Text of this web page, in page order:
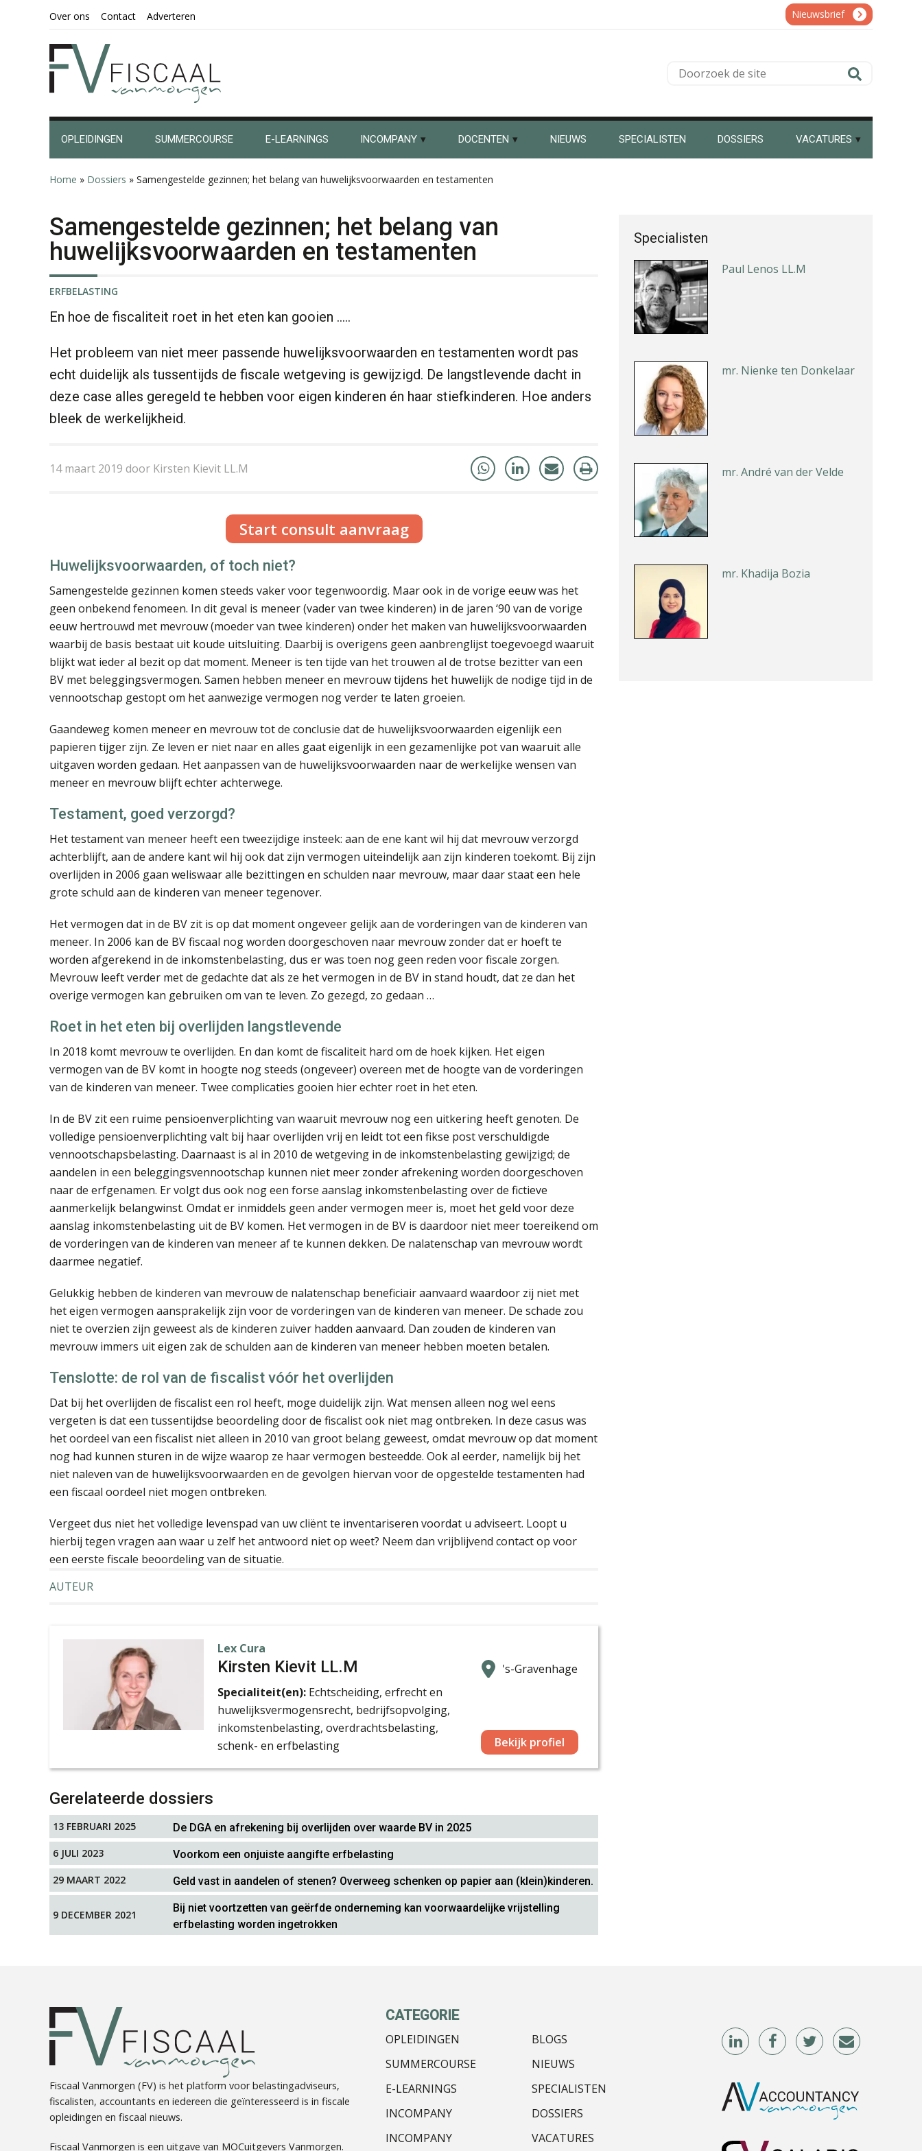
hoofdnavigatie
Over ons Contact Adverteren Nieuwsbrief
Doorzoek
OPLEIDINGEN SUMMERCOURSE E-LEARNINGS INCOMPANY DOCENTEN NIEUWS SPECIALISTEN DOSSIERS VACATURES
Home » Dossiers » Samengestelde gezinnen; het belang van huwelijksvoorwaarden en testamenten
Samengestelde gezinnen; het belang van
huwelijksvoorwaarden en testamenten
ERFBELASTING
En hoe de fiscaliteit roet in het eten kan gooien …..
Het probleem van niet meer passende huwelijksvoorwaarden en testamenten wordt pas
echt duidelijk als tussentijds de fiscale wetgeving is gewijzigd. De langstlevende dacht in
deze case alles geregeld te hebben voor eigen kinderen én haar stiefkinderen. Hoe anders
bleek de werkelijkheid.
14 maart 2019 door Kirsten Kievit LL.M
Start consult aanvraag
Huwelijksvoorwaarden, of toch niet?
Samengestelde gezinnen komen steeds vaker voor tegenwoordig. Maar ook in de vorige eeuw was het
geen onbekend fenomeen. In dit geval is meneer (vader van twee kinderen) in de jaren ‘90 van de vorige
eeuw hertrouwd met mevrouw (moeder van twee kinderen) onder het maken van huwelijksvoorwaarden
waarbij de basis bestaat uit koude uitsluiting. Daarbij is overigens geen aanbrenglijst toegevoegd waaruit
blijkt wat ieder al bezit op dat moment. Meneer is ten tijde van het trouwen al de trotse bezitter van een
BV met beleggingsvermogen. Samen hebben meneer en mevrouw tijdens het huwelijk de nodige tijd in de
vennootschap gestopt om het aanwezige vermogen nog verder te laten groeien.
Gaandeweg komen meneer en mevrouw tot de conclusie dat de huwelijksvoorwaarden eigenlijk een
papieren tijger zijn. Ze leven er niet naar en alles gaat eigenlijk in een gezamenlijke pot van waaruit alle
uitgaven worden gedaan. Het aanpassen van de huwelijksvoorwaarden naar de werkelijke wensen van
meneer en mevrouw blijft echter achterwege.
Testament, goed verzorgd?
Het testament van meneer heeft een tweezijdige insteek: aan de ene kant wil hij dat mevrouw verzorgd
achterblijft, aan de andere kant wil hij ook dat zijn vermogen uiteindelijk aan zijn kinderen toekomt. Bij zijn
overlijden in 2006 gaan weliswaar alle bezittingen en schulden naar mevrouw, maar daar staat een hele
grote schuld aan de kinderen van meneer tegenover.
Het vermogen dat in de BV zit is op dat moment ongeveer gelijk aan de vorderingen van de kinderen van
meneer. In 2006 kan de BV fiscaal nog worden doorgeschoven naar mevrouw zonder dat er hoeft te
worden afgerekend in de inkomstenbelasting, dus er was toen nog geen reden voor fiscale zorgen.
Mevrouw leeft verder met de gedachte dat als ze het vermogen in de BV in stand houdt, dat ze dan het
overige vermogen kan gebruiken om van te leven. Zo gezegd, zo gedaan …
Roet in het eten bij overlijden langstlevende
In 2018 komt mevrouw te overlijden. En dan komt de fiscaliteit hard om de hoek kijken. Het eigen
vermogen van de BV komt in hoogte nog steeds (ongeveer) overeen met de hoogte van de vorderingen
van de kinderen van meneer. Twee complicaties gooien hier echter roet in het eten.
In de BV zit een ruime pensioenverplichting van waaruit mevrouw nog een uitkering heeft genoten. De
volledige pensioenverplichting valt bij haar overlijden vrij en leidt tot een fikse post verschuldigde
vennootschapsbelasting. Daarnaast is al in 2010 de wetgeving in de inkomstenbelasting gewijzigd; de
aandelen in een beleggingsvennootschap kunnen niet meer zonder afrekening worden doorgeschoven
naar de erfgenamen. Er volgt dus ook nog een forse aanslag inkomstenbelasting over de fictieve
aanmerkelijk belangwinst. Omdat er inmiddels geen ander vermogen meer is, moet het geld voor deze
aanslag inkomstenbelasting uit de BV komen. Het vermogen in de BV is daardoor niet meer toereikend om
de vorderingen van de kinderen van meneer af te kunnen dekken. De nalatenschap van mevrouw wordt
daarmee negatief.
Gelukkig hebben de kinderen van mevrouw de nalatenschap beneficiair aanvaard waardoor zij niet met
het eigen vermogen aansprakelijk zijn voor de vorderingen van de kinderen van meneer. De schade zou
niet te overzien zijn geweest als de kinderen zuiver hadden aanvaard. Dan zouden de kinderen van
mevrouw immers uit eigen zak de schulden aan de kinderen van meneer hebben moeten betalen.
Tenslotte: de rol van de fiscalist vóór het overlijden
Dat bij het overlijden de fiscalist een rol heeft, moge duidelijk zijn. Wat mensen alleen nog wel eens
vergeten is dat een tussentijdse beoordeling door de fiscalist ook niet mag ontbreken. In deze casus was
het oordeel van een fiscalist niet alleen in 2010 van groot belang geweest, omdat mevrouw op dat moment
nog had kunnen sturen in de wijze waarop ze haar vermogen besteedde. Ook al eerder, namelijk bij het
niet naleven van de huwelijksvoorwaarden en de gevolgen hiervan voor de opgestelde testamenten had
een fiscaal oordeel niet mogen ontbreken.
Vergeet dus niet het volledige levenspad van uw cliënt te inventariseren voordat u adviseert. Loopt u
hierbij tegen vragen aan waar u zelf het antwoord niet op weet? Neem dan vrijblijvend contact op voor
een eerste fiscale beoordeling van de situatie.
AUTEUR
Lex Cura
Kirsten Kievit LL.M
Specialiteit(en): Echtscheiding, erfrecht en
huwelijksvermogensrecht, bedrijfsopvolging,
inkomstenbelasting, overdrachtsbelasting,
schenk- en erfbelasting
's-Gravenhage
Bekijk profiel
Gerelateerde dossiers
13 FEBRUARI 2025
De DGA en afrekening bij overlijden over waarde BV in 2025
6 JULI 2023
Voorkom een onjuiste aangifte erfbelasting
29 MAART 2022
Geld vast in aandelen of stenen? Overweeg schenken op papier aan (klein)kinderen.
9 DECEMBER 2021
Bij niet voortzetten van geërfde onderneming kan voorwaardelijke vrijstelling
erfbelasting worden ingetrokken
Specialisten
Ron Mulder
Paul Lenos LL.M
mr. Nienke ten Donkelaar
mr. André van der Velde
mr. Khadija Bozia
Alex Schrijver
Fiscaal Vanmorgen (FV) is het platform voor belastingadviseurs,
fiscalisten, accountants en iedereen die geïnteresseerd is in fiscale
opleidingen en fiscaal nieuws.
Fiscaal Vanmorgen is een uitgave van MOCuitgevers Vanmorgen.
CATEGORIE
OPLEIDINGEN
SUMMERCOURSE
E-LEARNINGS
INCOMPANY
INCOMPANY
BLOGS
NIEUWS
SPECIALISTEN
DOSSIERS
VACATURES